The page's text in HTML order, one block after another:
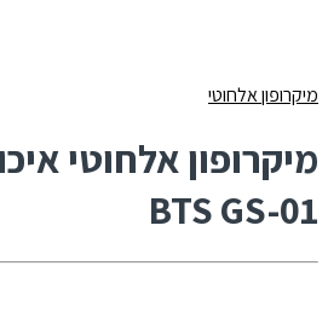
מיקרופון אלחוטי
מיקרופון אלחוטי
BTS GS-01